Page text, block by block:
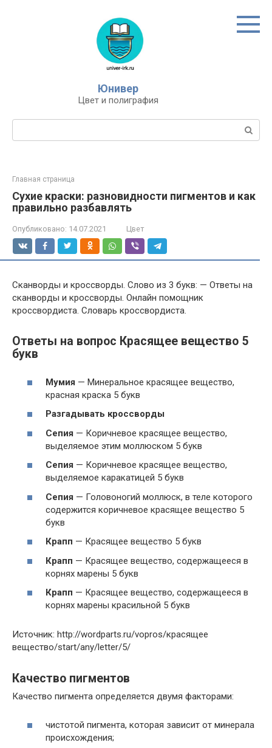
Юнивер
Цвет и полиграфия
Главная страница
Сухие краски: разновидности пигментов и как
правильно разбавлять
Опубликовано: 14.07.2021 Цвет
Сканворды и кроссворды. Слово из 3 букв: — Ответы на
сканворды и кроссворды. Онлайн помощник
кроссвордиста. Словарь кроссвордиста.
Ответы на вопрос Красящее вещество 5
букв
Мумия — Минеральное красящее вещество,
красная краска 5 букв
Разгадывать кроссворды
Сепия — Коричневое красящее вещество,
выделяемое этим моллюском 5 букв
Сепия — Коричневое красящее вещество,
выделяемое каракатицей 5 букв
Сепия — Головоногий моллюск, в теле которого
содержится коричневое красящее вещество 5
букв
Крапп — Красящее вещество 5 букв
Крапп — Красящее вещество, содержащееся в
корнях марены 5 букв
Крапп — Красящее вещество, содержащееся в
корнях марены красильной 5 букв
Источник: http://wordparts.ru/vopros/красящее
вещество/start/any/letter/5/
Качество пигментов
Качество пигмента определяется двумя факторами:
чистотой пигмента, которая зависит от минерала
происхождения;